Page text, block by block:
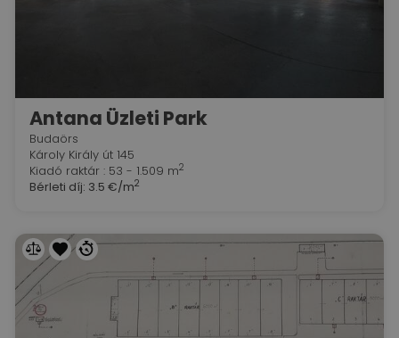
Antana Üzleti Park
Budaörs
Károly Király út 145
Kiadó raktár : 53 - 1.509 m2
Bérleti díj: 3.5 €/m2